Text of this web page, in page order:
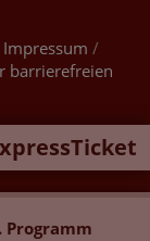
Programm
Impressum /
barrierefreien